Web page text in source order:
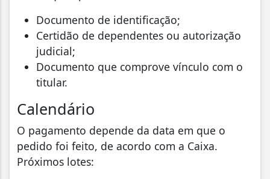
Documento de identificação;
Certidão de dependentes ou autorização
judicial;
Documento que comprove vínculo com o
titular.
Calendário
O pagamento depende da data em que o
pedido foi feito, de acordo com a Caixa.
Próximos lotes: